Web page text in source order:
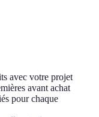
avec votre projet
avant achat
pour chaque